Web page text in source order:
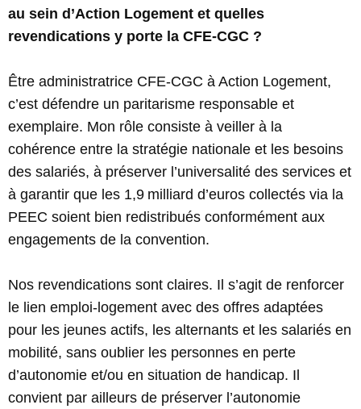
au sein d’Action Logement et quelles
revendications y porte la CFE-CGC ?
Être administratrice CFE-CGC à Action Logement,
c’est défendre un paritarisme responsable et
exemplaire. Mon rôle consiste à veiller à la
cohérence entre la stratégie nationale et les besoins
des salariés, à préserver l’universalité des services et
à garantir que les 1,9 milliard d’euros collectés via la
PEEC soient bien redistribués conformément aux
engagements de la convention.
Nos revendications sont claires. Il s’agit de renforcer
le lien emploi-logement avec des offres adaptées
pour les jeunes actifs, les alternants et les salariés en
mobilité, sans oublier les personnes en perte
d’autonomie et/ou en situation de handicap. Il
convient par ailleurs de préserver l’autonomie